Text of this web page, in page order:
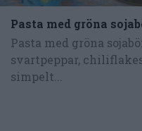
Pasta med gröna
Pasta med gröna
svartpeppar,
simpelt...